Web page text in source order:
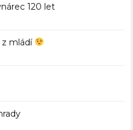
120 let
z mládí